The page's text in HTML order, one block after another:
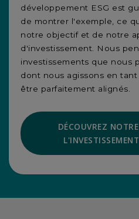
développement ESG est
de montrer l'exemple, ce
notre objectif et de notre
d'investissement. Nous
investissements que nous
dont nous agissons en
être parfaitement alignés.
DÉCOUVREZ